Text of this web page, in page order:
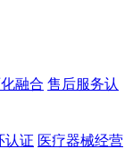
融合 售后服务认
认证 医疗器械经营